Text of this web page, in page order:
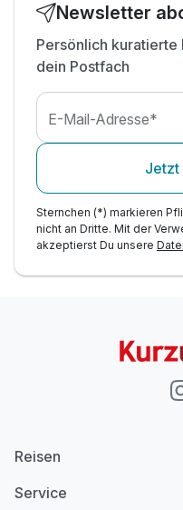
inkl. WLAN-Nutzung
Hotel
& unterwegs auf
Newsletter
Persönlich
dein Postfach
E-Mail-Adresse*
Jetzt
Sternchen (*) markieren
nicht an Dritte. Mit der
akzeptierst Du unsere
Reisen
Service